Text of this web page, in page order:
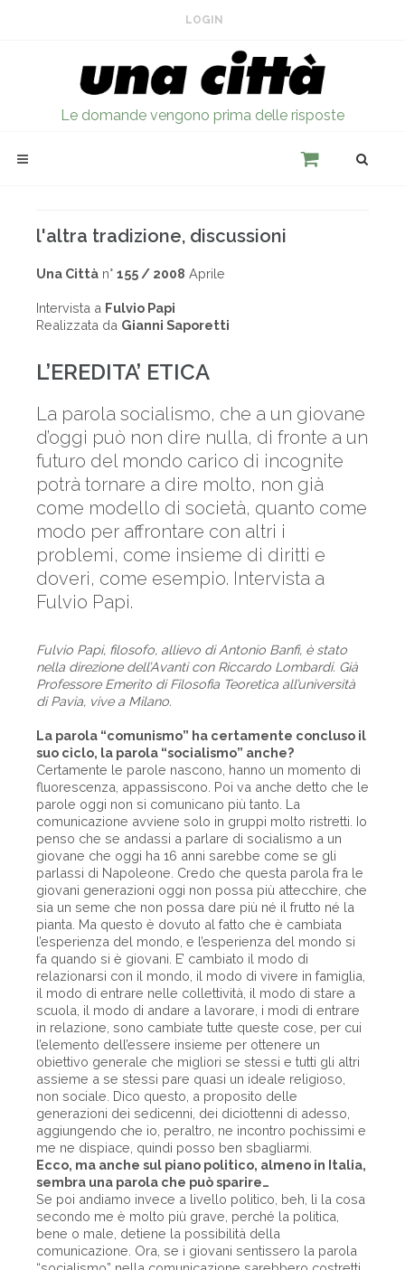
LOGIN
Le domande vengono prima delle risposte
l'altra tradizione, discussioni
Una Città n° 155 / 2008 Aprile
Intervista a Fulvio Papi
Realizzata da Gianni Saporetti
L’EREDITA’ ETICA
La parola socialismo, che a un giovane
d’oggi può non dire nulla, di fronte a un
futuro del mondo carico di incognite
potrà tornare a dire molto, non già
come modello di società, quanto come
modo per affrontare con altri i
problemi, come insieme di diritti e
doveri, come esempio. Intervista a
Fulvio Papi.
Fulvio Papi, filosofo, allievo di Antonio Banfi, è stato
nella direzione dell’Avanti con Riccardo Lombardi. Già
Professore Emerito di Filosofia Teoretica all’università
di Pavia, vive a Milano.
La parola “comunismo” ha certamente concluso il
suo ciclo, la parola “socialismo” anche?
Certamente le parole nascono, hanno un momento di
fluorescenza, appassiscono. Poi va anche detto che le
parole oggi non si comunicano più tanto. La
comunicazione avviene solo in gruppi molto ristretti. Io
penso che se andassi a parlare di socialismo a un
giovane che oggi ha 16 anni sarebbe come se gli
parlassi di Napoleone. Credo che questa parola fra le
giovani generazioni oggi non possa più attecchire, che
sia un seme che non possa dare più né il frutto né la
pianta. Ma questo è dovuto al fatto che è cambiata
l’esperienza del mondo, e l’esperienza del mondo si
fa quando si è giovani. E’ cambiato il modo di
relazionarsi con il mondo, il modo di vivere in famiglia,
il modo di entrare nelle collettività, il modo di stare a
scuola, il modo di andare a lavorare, i modi di entrare
in relazione, sono cambiate tutte queste cose, per cui
l’elemento dell’essere insieme per ottenere un
obiettivo generale che migliori se stessi e tutti gli altri
assieme a se stessi pare quasi un ideale religioso,
non sociale. Dico questo, a proposito delle
generazioni dei sedicenni, dei diciottenni di adesso,
aggiungendo che io, peraltro, ne incontro pochissimi e
me ne dispiace, quindi posso ben sbagliarmi.
Ecco, ma anche sul piano politico, almeno in Italia,
sembra una parola che può sparire…
Se poi andiamo invece a livello politico, beh, lì la cosa
secondo me è molto più grave, perché la politica,
bene o male, detiene la possibilità della
comunicazione. Ora, se i giovani sentissero la parola